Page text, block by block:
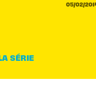
05/02/
SÉRIE